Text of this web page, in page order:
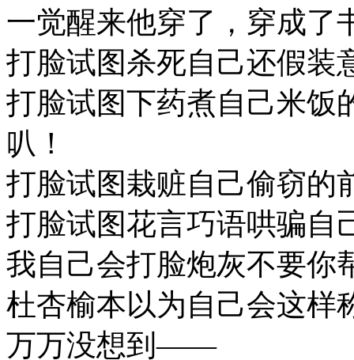
一觉醒来他穿了，穿成了
打脸试图杀死自己还假装
打脸试图下药煮自己米
叭！
打脸试图栽赃自己偷窃
打脸试图花言巧语哄骗
我自己会打脸炮灰不要你
杜杏榆本以为自己会这样
万万没想到——